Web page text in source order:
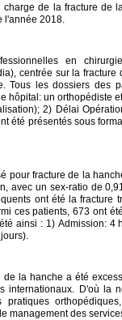
de la fracture de
l'année 2018.
en
centrée sur la
Tous les dossiers des
hôpital: un orthopédiste
2) Délai
été présentés sous
pour fracture de la
avec un sex-ratio de
ont été la fracture
ces patients, 673 ont
ainsi : 1) Admission: 4
la hanche a été
D'où la
management des